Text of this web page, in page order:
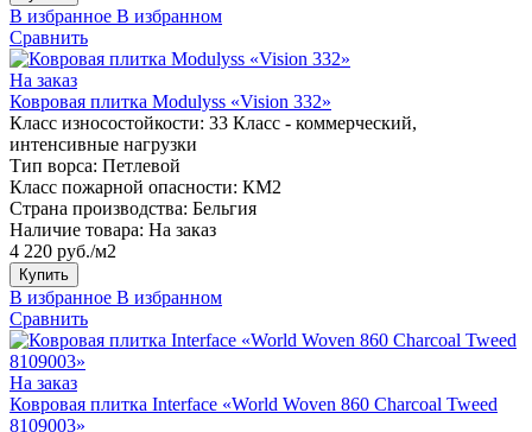
В избранное В избранном
Сравнить
На заказ
Ковровая плитка Modulyss «Vision 332»
Класс износостойкости: 33 Класс - коммерческий,
интенсивные нагрузки
Тип ворса: Петлевой
Класс пожарной опасности: КМ2
Страна производства: Бельгия
Наличие товара: На заказ
4 220 руб./м2
Купить
В избранное В избранном
Сравнить
На заказ
Ковровая плитка Interface «World Woven 860 Charcoal Tweed
8109003»